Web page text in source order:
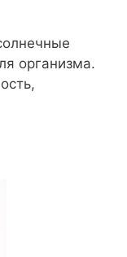
организма.